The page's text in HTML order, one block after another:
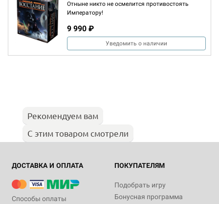
Отныне никто не осмелится противостоять
Императору!
9 990 ₽
Уведомить о наличии
Рекомендуем вам
С этим товаром смотрели
ДОСТАВКА И ОПЛАТА
Способы оплаты
ПОКУПАТЕЛЯМ
Подобрать игру
Бонусная программа